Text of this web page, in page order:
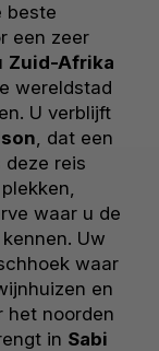
beste
een zeer
Zuid-Afrika
wereldstad
U verblijft
, dat een
deze reis
plekken,
waar u de
Uw
waar
en
het noorden
in Sabi